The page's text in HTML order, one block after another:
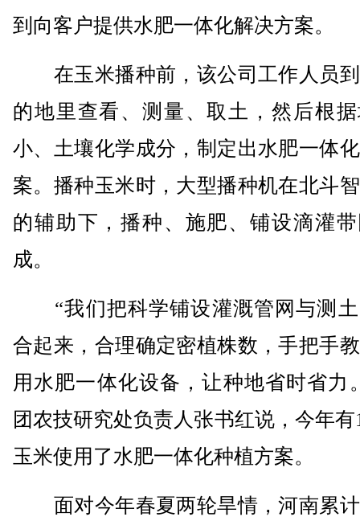
到向客户提供水肥一体化解决方案。
在玉米播种前，该公司工作人员
的地里查看、测量、取土，然后根
小、土壤化学成分，制定出水肥一体
案。播种玉米时，大型播种机在北斗
的辅助下，播种、施肥、铺设滴灌
成。
“我们把科学铺设灌溉管网与测土
合起来，合理确定密植株数，手把手
用水肥一体化设备，让种地省时省力
团农技研究处负责人张书红说，今年有
玉米使用了水肥一体化种植方案。
面对今年春夏两轮旱情，河南累